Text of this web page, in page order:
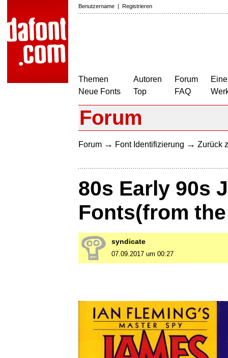
Benutzername | Registrieren
Themen
Neue Fonts
Autoren
Top
Forum
FAQ
Forum
Forum → Font Identifizierung → Zurück
80s Early 90s
Fonts(from
syndicate
07.09.2017 um 00:27